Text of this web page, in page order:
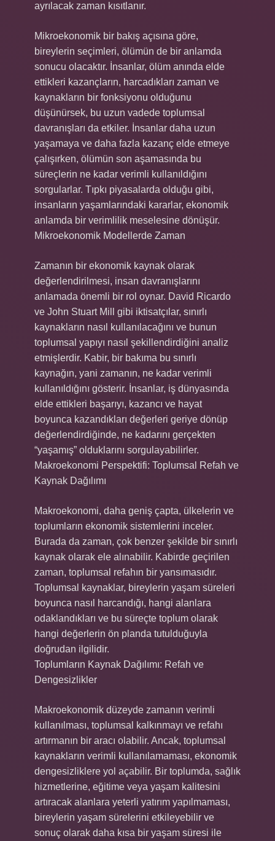
ayrılacak zaman kısıtlanır.
Mikroekonomik bir bakış açısına göre,
bireylerin seçimleri, ölümün de bir anlamda
sonucu olacaktır. İnsanlar, ölüm anında elde
ettikleri kazançların, harcadıkları zaman ve
kaynakların bir fonksiyonu olduğunu
düşünürsek, bu uzun vadede toplumsal
davranışları da etkiler. İnsanlar daha uzun
yaşamaya ve daha fazla kazanç elde etmeye
çalışırken, ölümün son aşamasında bu
süreçlerin ne kadar verimli kullanıldığını
sorgularlar. Tıpkı piyasalarda olduğu gibi,
insanların yaşamlarındaki kararlar, ekonomik
anlamda bir verimlilik meselesine dönüşür.
Mikroekonomik Modellerde Zaman
Zamanın bir ekonomik kaynak olarak
değerlendirilmesi, insan davranışlarını
anlamada önemli bir rol oynar. David Ricardo
ve John Stuart Mill gibi iktisatçılar, sınırlı
kaynakların nasıl kullanılacağını ve bunun
toplumsal yapıyı nasıl şekillendirdiğini analiz
etmişlerdir. Kabir, bir bakıma bu sınırlı
kaynağın, yani zamanın, ne kadar verimli
kullanıldığını gösterir. İnsanlar, iş dünyasında
elde ettikleri başarıyı, kazancı ve hayat
boyunca kazandıkları değerleri geriye dönüp
değerlendirdiğinde, ne kadarını gerçekten
“yaşamış” olduklarını sorgulayabilirler.
Makroekonomi Perspektifi: Toplumsal Refah ve
Kaynak Dağılımı
Makroekonomi, daha geniş çapta, ülkelerin ve
toplumların ekonomik sistemlerini inceler.
Burada da zaman, çok benzer şekilde bir sınırlı
kaynak olarak ele alınabilir. Kabirde geçirilen
zaman, toplumsal refahın bir yansımasıdır.
Toplumsal kaynaklar, bireylerin yaşam süreleri
boyunca nasıl harcandığı, hangi alanlara
odaklandıkları ve bu süreçte toplum olarak
hangi değerlerin ön planda tutulduğuyla
doğrudan ilgilidir.
Toplumların Kaynak Dağılımı: Refah ve
Dengesizlikler
Makroekonomik düzeyde zamanın verimli
kullanılması, toplumsal kalkınmayı ve refahı
artırmanın bir aracı olabilir. Ancak, toplumsal
kaynakların verimli kullanılamaması, ekonomik
dengesizliklere yol açabilir. Bir toplumda, sağlık
hizmetlerine, eğitime veya yaşam kalitesini
artıracak alanlara yeterli yatırım yapılmaması,
bireylerin yaşam sürelerini etkileyebilir ve
sonuç olarak daha kısa bir yaşam süresi ile